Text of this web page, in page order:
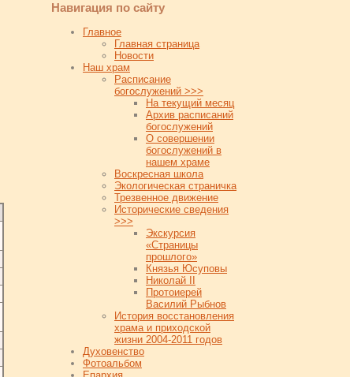
Навигация по сайту
Главное
Главная страница
Новости
Наш храм
Расписание
богослужений >>>
На текущий месяц
Архив расписаний
богослужений
О совершении
богослужений в
нашем храме
Воскресная школа
Экологическая страничка
Трезвенное движение
Исторические сведения
>>>
Экскурсия
«Страницы
прошлого»
Князья Юсуповы
Николай II
Протоиерей
Василий Рыбнов
История восстановления
храма и приходской
жизни 2004-2011 годов
Духовенство
Фотоальбом